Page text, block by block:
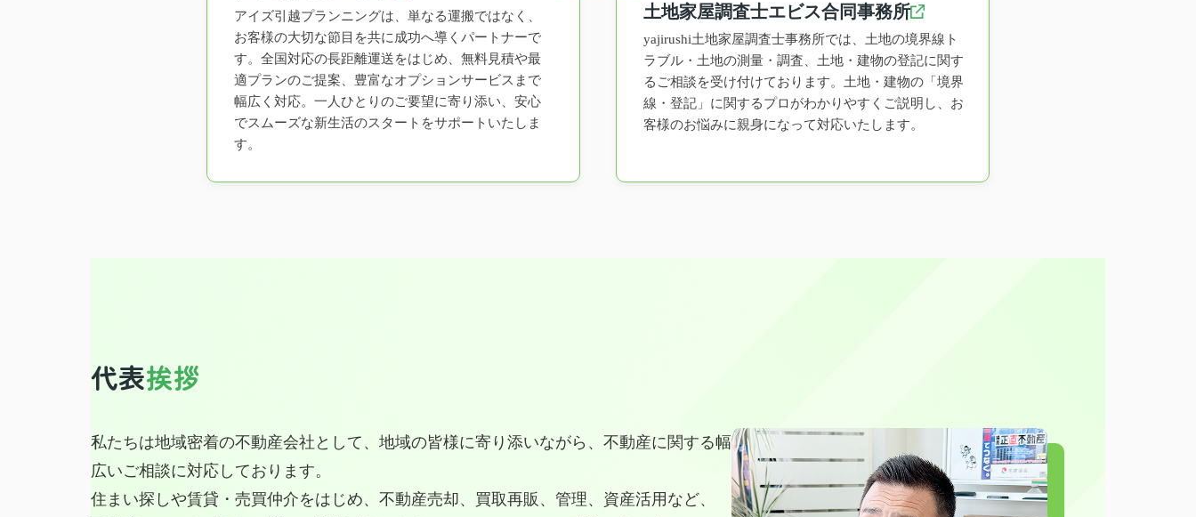
土地家屋調査士エビス合同事務所
yajirushi土地家屋調査士事務所では、土地の境界線ト
ラブル・土地の測量・調査、土地・建物の登記に関す
るご相談を受け付けております。土地・建物の「境界
線・登記」に関するプロがわかりやすくご説明し、お
客様のお悩みに親身になって対応いたします。
アイズ引越プランニングは、単なる運搬ではなく、
お客様の大切な節目を共に成功へ導くパートナーで
す。全国対応の長距離運送をはじめ、無料見積や最
適プランのご提案、豊富なオプションサービスまで
幅広く対応。一人ひとりのご要望に寄り添い、安心
でスムーズな新生活のスタートをサポートいたしま
す。
代表挨拶
私たちは地域密着の不動産会社として、地域の皆様に寄り添いながら、不動産に関する幅
広いご相談に対応しております。
住まい探しや賃貸・売買仲介をはじめ、不動産売却、買取再販、管理、資産活用など、